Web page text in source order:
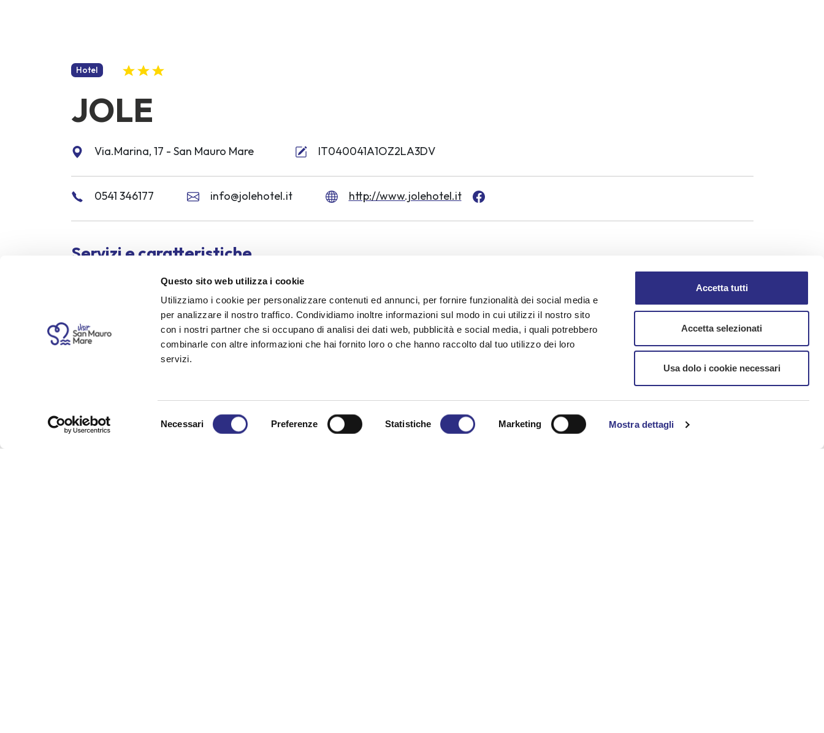
Questo sito web utilizza i cookie
Utilizziamo i cookie per personalizzare contenuti ed annunci, per fornire funzionalità dei social media e
per analizzare il nostro traffico. Condividiamo inoltre informazioni sul modo in cui utilizzi il nostro sito
con i nostri partner che si occupano di analisi dei dati web, pubblicità e social media, i quali potrebbero
combinarle con altre informazioni che hai fornito loro o che hanno raccolto dal tuo utilizzo dei loro
servizi.
Necessari Preferenze Statistiche Marketing Mostra dettagli
Accetta tutti
Accetta selezionati
Usa dolo i cookie necessari
Hotel
JOLE
Via.Marina, 17 - San Mauro Mare IT040041A1OZ2LA3DV
0541 346177 info@jolehotel.it http://www.jolehotel.it
Servizi e caratteristiche
Spiaggia convenzionata
Periodo di apertura
Giugno Luglio Agosto Settembre
Invia una richiesta di informazioni